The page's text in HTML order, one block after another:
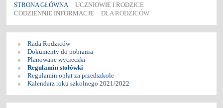
STRONA GŁÓWNA
UCZNIOWIE I RODZICE
CODZIENNIE INFORMACJE
DLA RODZICÓW
rodziców
Rada Rodziców
Dokumenty do pobrania
Planowane wycieczki
Regulamin stołówki
Regulamin opłat za przedszkole
Kalendarz roku szkolnego 2021/2022